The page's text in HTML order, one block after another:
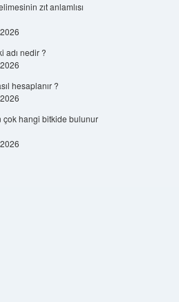
zıt anlamlısı
adı nedir ?
hesaplanır ?
çok hangi bitkide bulunur